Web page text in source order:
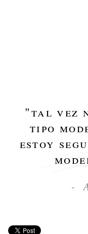
"tal vez
tipo
estoy
-